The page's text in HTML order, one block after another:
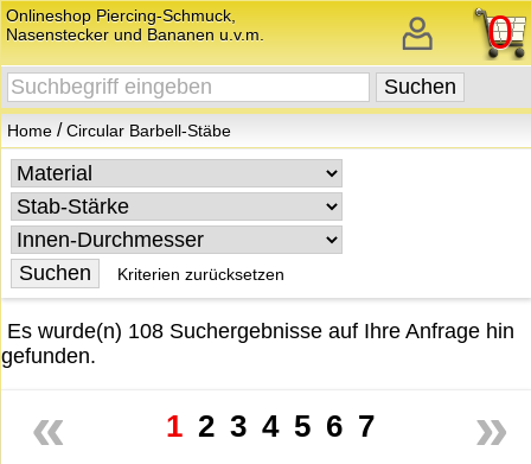
0
Onlineshop Piercing-Schmuck,
Nasenstecker und Bananen u.v.m.
Home /Circular Barbell-Stäbe
Kriterien zurücksetzen
Es wurde(n) 108 Suchergebnisse auf Ihre Anfrage hin
gefunden.
« »
1 2 3 4 5 6 7